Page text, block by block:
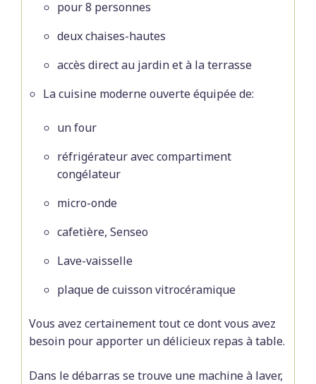
pour 8 personnes
deux chaises-hautes
accès direct au jardin et à la terrasse
La cuisine moderne ouverte équipée de:
un four
réfrigérateur avec compartiment
congélateur
micro-onde
cafetière, Senseo
Lave-vaisselle
plaque de cuisson vitrocéramique
Vous avez certainement tout ce dont vous avez
besoin pour apporter un délicieux repas à table.
Dans le débarras se trouve une machine à laver,